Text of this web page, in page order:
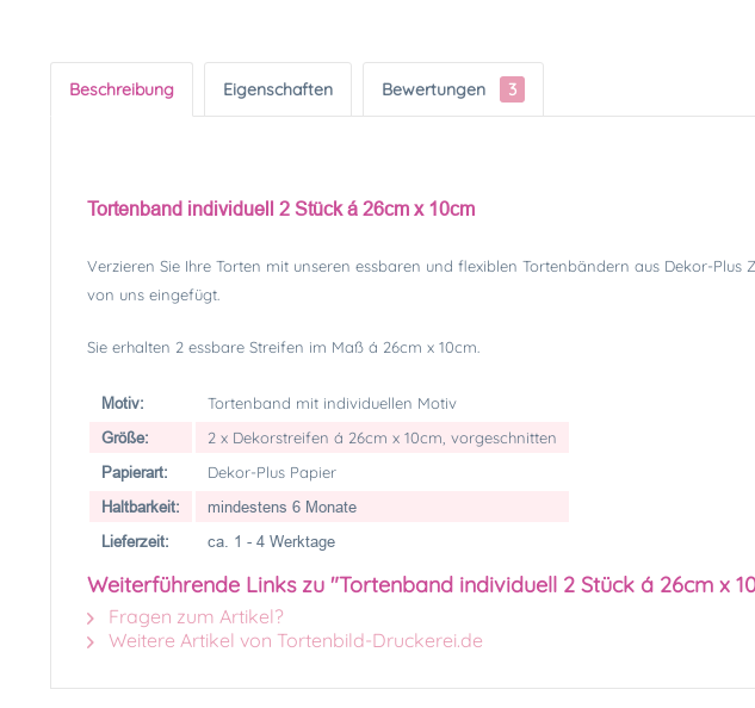
Beschreibung Eigenschaften Bewertungen 3
Tortenband individuell 2 Stück á 26cm x 10cm
Verzieren Sie Ihre Torten mit unseren essbaren und flexiblen Tortenbändern aus Dekor-
von uns eingefügt.
Sie erhalten 2 essbare Streifen im Maß á 26cm x 10cm.
Motiv: Tortenband mit individuellen Motiv
Größe: 2 x Dekorstreifen á 26cm x 10cm, vorgeschnitten
Papierart: Dekor-Plus Papier
Haltbarkeit:
mindestens 6 Monate
Lieferzeit:
ca. 1 - 4 Werktage
Weiterführende Links zu "Tortenband individuell 2 Stück á 26cm x
Fragen zum Artikel?
Weitere Artikel von Tortenbild-Druckerei.de